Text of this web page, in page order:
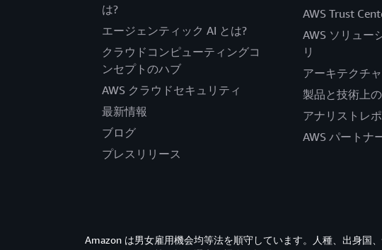
は?
エージェンティック AI とは?
クラウドコンピューティングコ
ンセプトのハブ
AWS クラウドセキュリティ
最新情報
ブログ
プレスリリース
AWS Trust
AWS ソリュー
リ
アーキテクチ
製品と技術上
アナリストレ
AWS パートナ
Amazon は男女雇用機会均等法を順守しています。人種、出身国